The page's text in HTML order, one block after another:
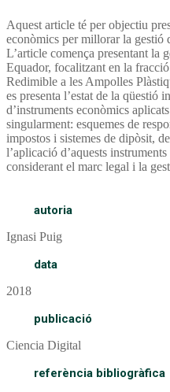
Aquest article té per objectiu
econòmics per millorar la gestió
L’article comença presentant la
Equador, focalitzant en la
Redimible a les Ampolles
es presenta l’estat de la qüestió
d’instruments econòmics
singularment: esquemes de
impostos i sistemes de dipòsit,
l’aplicació d’aquests
considerant el marc legal i la
autoria
Ignasi Puig
data
2018
publicació
Ciencia Digital
referència bibliogràfica